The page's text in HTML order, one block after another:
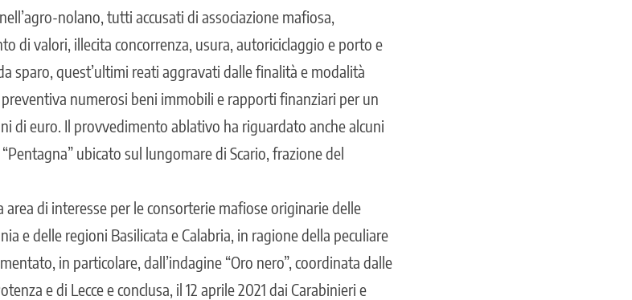
nolano, tutti accusati di associazione mafiosa,
di valori, illecita concorrenza, usura, autoriciclaggio e porto e
sparo, quest’ultimi reati aggravati dalle finalità e modalità
numerosi beni immobili e rapporti finanziari per un
di euro. Il provvedimento ablativo ha riguardato anche alcuni
ubicato sul lungomare di Scario, frazione del
area di interesse per le consorterie mafiose originarie delle
e delle regioni Basilicata e Calabria, in ragione della peculiare
in particolare, dall’indagine “Oro nero”, coordinata dalle
e di Lecce e conclusa, il 12 aprile 2021 dai Carabinieri e